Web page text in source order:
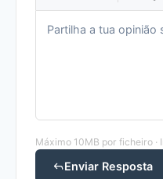
Máximo 10MB por ficheiro ·
Enviar Resposta